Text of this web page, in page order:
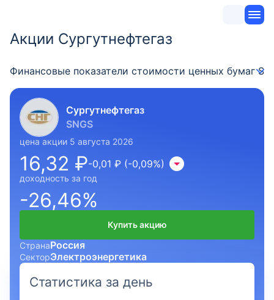
Акции Сургутнефтегаз
Финансовые показатели стоимости ценных бумаг
Сургутнефтегаз
SNGS
цена акции 5 августа 2026
16,32 ₽-0,01 ₽ (-0,09%)
доходность за год
-26,46%
Купить акцию
СтранаРоссия
СекторЭлектроэнергетика
Статистика за день